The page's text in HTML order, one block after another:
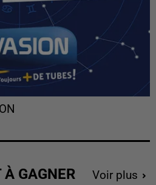
GAGNER Voir plus